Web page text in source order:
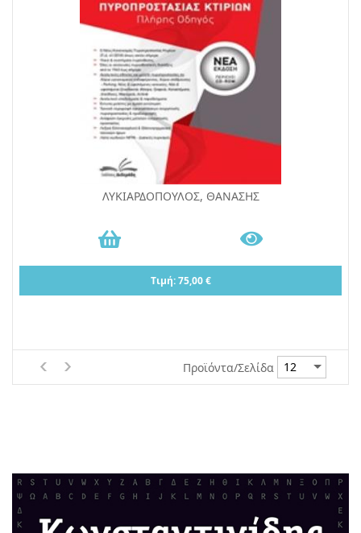
ΛΥΚΙΑΡΔΟΠΟΥΛΟΣ, ΘΑΝΑΣΗΣ
Τιμή: 75,00 €
Προϊόντα/Σελίδα